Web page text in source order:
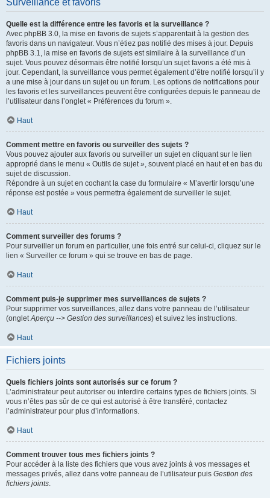
Surveillance et favoris
Quelle est la différence entre les favoris et la surveillance ?
Avec phpBB 3.0, la mise en favoris de sujets s’apparentait à la gestion des
favoris dans un navigateur. Vous n’étiez pas notifié des mises à jour. Depuis
phpBB 3.1, la mise en favoris de sujets est similaire à la surveillance d’un
sujet. Vous pouvez désormais être notifié lorsqu’un sujet favoris a été mis à
jour. Cependant, la surveillance vous permet également d’être notifié lorsqu’il y
a une mise à jour dans un sujet ou un forum. Les options de notifications pour
les favoris et les surveillances peuvent être configurées depuis le panneau de
l’utilisateur dans l’onglet « Préférences du forum ».
Haut
Comment mettre en favoris ou surveiller des sujets ?
Vous pouvez ajouter aux favoris ou surveiller un sujet en cliquant sur le lien
approprié dans le menu « Outils de sujet », souvent placé en haut et en bas du
sujet de discussion.
Répondre à un sujet en cochant la case du formulaire « M’avertir lorsqu’une
réponse est postée » vous permettra également de surveiller le sujet.
Haut
Comment surveiller des forums ?
Pour surveiller un forum en particulier, une fois entré sur celui-ci, cliquez sur le
lien « Surveiller ce forum » qui se trouve en bas de page.
Haut
Comment puis-je supprimer mes surveillances de sujets ?
Pour supprimer vos surveillances, allez dans votre panneau de l’utilisateur
(ongletAperçu --> Gestion des surveillances) et suivez les instructions.
Haut
Fichiers joints
Quels fichiers joints sont autorisés sur ce forum ?
L’administrateur peut autoriser ou interdire certains types de fichiers joints. Si
vous n’êtes pas sûr de ce qui est autorisé à être transféré, contactez
l’administrateur pour plus d’informations.
Haut
Comment trouver tous mes fichiers joints ?
Pour accéder à la liste des fichiers que vous avez joints à vos messages et
messages privés, allez dans votre panneau de l’utilisateur puis Gestion des
fichiers joints.